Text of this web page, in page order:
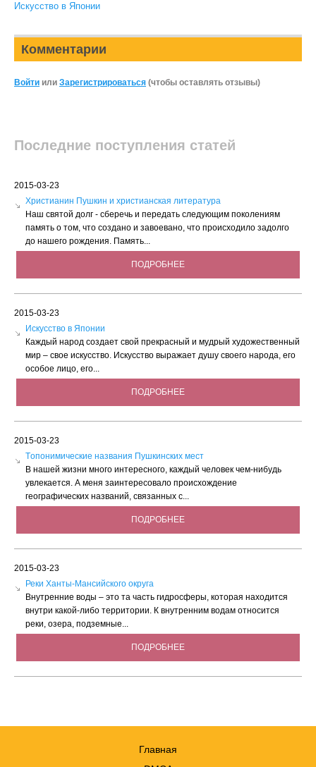
Искусство в Японии
Комментарии
Войти или Зарегистрироваться (чтобы оставлять отзывы)
Последние поступления статей
2015-03-23
Христианин Пушкин и христианская литература
Наш святой долг - сберечь и передать следующим поколениям
память о том, что создано и завоевано, что происходило задолго
до нашего рождения. Память...
ПОДРОБНЕЕ
2015-03-23
Искусство в Японии
Каждый народ создает свой прекрасный и мудрый художественный
мир – свое искусство. Искусство выражает душу своего народа, его
особое лицо, его...
ПОДРОБНЕЕ
2015-03-23
Tопонимические названия Пушкинских мест
В нашей жизни много интересного, каждый человек чем-нибудь
увлекается. А меня заинтересовало происхождение
географических названий, связанных с...
ПОДРОБНЕЕ
2015-03-23
Реки Ханты-Мансийского округа
Внутренние воды – это та часть гидросферы, которая находится
внутри какой-либо территории. К внутренним водам относится
реки, озера, подземные...
ПОДРОБНЕЕ
Главная